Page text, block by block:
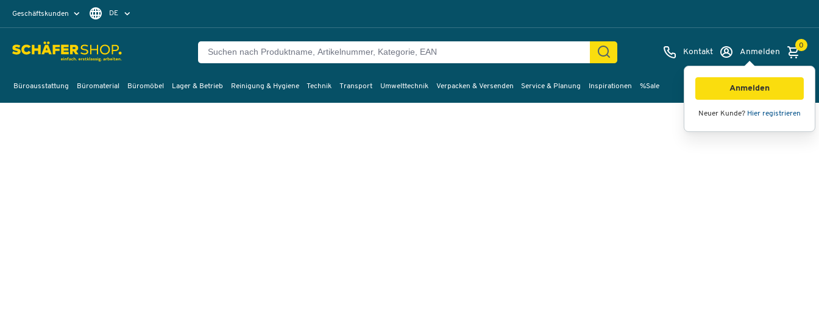
Geschäftskunden DE
Kontakt Anmelden
Anmelden
Neuer Kunde? Hier registrieren
0
Büroausstattung Büromaterial Büromöbel Lager & Betrieb Reinigung & Hygiene Technik Transport Umwelttechnik Verpacken & Versenden Service & Planung Inspirationen %Sale
Bilder Videos 360°-Ansicht